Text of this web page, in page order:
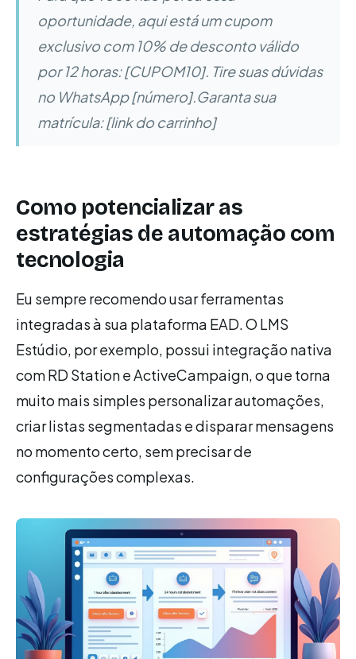
oportunidade, aqui está um cupom
exclusivo com 10% de desconto válido
por 12 horas: [CUPOM10]. Tire suas dúvidas
no WhatsApp [número].Garanta sua
matrícula: [link do carrinho]
Como potencializar as
estratégias de automação com
tecnologia
Eu sempre recomendo usar ferramentas
integradas à sua plataforma EAD. O LMS
Estúdio, por exemplo, possui integração nativa
com RD Station e ActiveCampaign, o que torna
muito mais simples personalizar automações,
criar listas segmentadas e disparar mensagens
no momento certo, sem precisar de
configurações complexas.